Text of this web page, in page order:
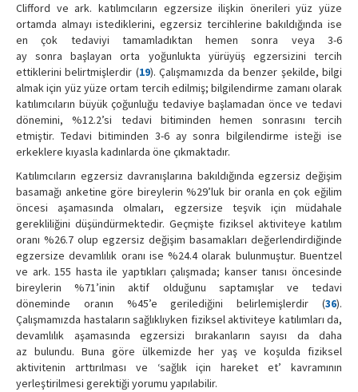
Clifford ve ark. katılımcıların egzersize ilişkin önerileri yüz yüze
ortamda almayı istediklerini, egzersiz tercihlerine bakıldığında ise
en çok tedaviyi tamamladıktan hemen sonra veya 3-6
ay sonra başlayan orta yoğunlukta yürüyüş egzersizini tercih
ettiklerini belirtmişlerdir (19). Çalışmamızda da benzer şekilde, bilgi
almak için yüz yüze ortam tercih edilmiş; bilgilendirme zamanı olarak
katılımcıların büyük çoğunluğu tedaviye başlamadan önce ve tedavi
dönemini, %12.2’si tedavi bitiminden hemen sonrasını tercih
etmiştir. Tedavi bitiminden 3-6 ay sonra bilgilendirme isteği ise
erkeklere kıyasla kadınlarda öne çıkmaktadır.
Katılımcıların egzersiz davranışlarına bakıldığında egzersiz değişim
basamağı anketine göre bireylerin %29’luk bir oranla en çok eğilim
öncesi aşamasında olmaları, egzersize teşvik için müdahale
gerekliliğini düşündürmektedir. Geçmişte fiziksel aktiviteye katılım
oranı %26.7 olup egzersiz değişim basamakları değerlendirdiğinde
egzersize devamlılık oranı ise %24.4 olarak bulunmuştur. Buentzel
ve ark. 155 hasta ile yaptıkları çalışmada; kanser tanısı öncesinde
bireylerin %71’inin aktif olduğunu saptamışlar ve tedavi
döneminde oranın %45’e gerilediğini belirlemişlerdir (36).
Çalışmamızda hastaların sağlıklıyken fiziksel aktiviteye katılımları da,
devamlılık aşamasında egzersizi bırakanların sayısı da daha
az bulundu. Buna göre ülkemizde her yaş ve koşulda fiziksel
aktivitenin arttırılması ve ‘sağlık için hareket et’ kavramının
yerleştirilmesi gerektiği yorumu yapılabilir.